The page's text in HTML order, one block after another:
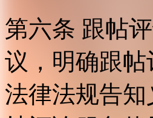
第六条 跟帖
议，明确跟
法律法规告